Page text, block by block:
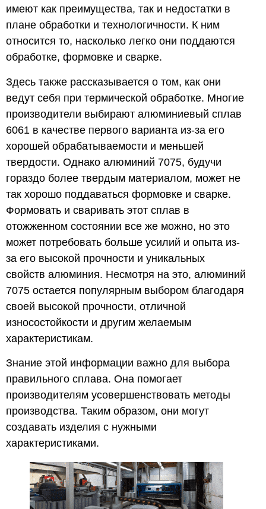
имеют как преимущества, так и недостатки в
плане обработки и технологичности. К ним
относится то, насколько легко они поддаются
обработке, формовке и сварке.
Здесь также рассказывается о том, как они
ведут себя при термической обработке. Многие
производители выбирают алюминиевый сплав
6061 в качестве первого варианта из-за его
хорошей обрабатываемости и меньшей
твердости. Однако алюминий 7075, будучи
гораздо более твердым материалом, может не
так хорошо поддаваться формовке и сварке.
Формовать и сваривать этот сплав в
отожженном состоянии все же можно, но это
может потребовать больше усилий и опыта из-
за его высокой прочности и уникальных
свойств алюминия. Несмотря на это, алюминий
7075 остается популярным выбором благодаря
своей высокой прочности, отличной
износостойкости и другим желаемым
характеристикам.
Знание этой информации важно для выбора
правильного сплава. Она помогает
производителям усовершенствовать методы
производства. Таким образом, они могут
создавать изделия с нужными
характеристиками.